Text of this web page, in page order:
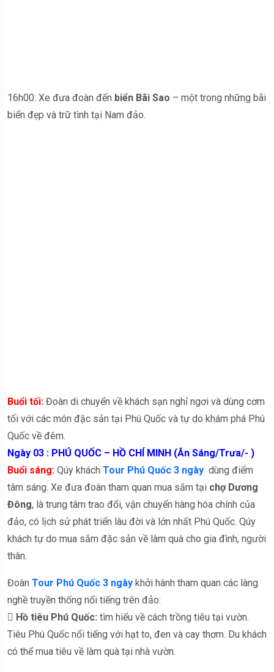
16h00: Xe đưa đoàn đến biển Bãi Sao – một trong những bãi
biển đẹp và trữ tình tại Nam đảo.
Buổi tối: Đoàn di chuyển về khách sạn nghỉ ngơi và dùng cơm
tối với các món đặc sản tại Phú Quốc và tự do khám phá Phú
Quốc về đêm.
Ngày 03 : PHÚ QUỐC – HỒ CHÍ MINH (Ăn Sáng/Trưa/- )
Buổi sáng: Qúy khách Tour Phú Quốc 3 ngày dùng điểm
tâm sáng. Xe đưa đoàn tham quan mua sắm tại chợ Dương
Đông, là trung tâm trao đổi, vận chuyển hàng hóa chính của
đảo, có lịch sử phát triển lâu đời và lớn nhất Phú Quốc. Qúy
khách tự do mua sắm đặc sản về làm quà cho gia đình, người
thân.
Đoàn Tour Phú Quốc 3 ngày khởi hành tham quan các làng
nghề truyền thống nổi tiếng trên đảo:
 Hồ tiêu Phú Quốc: tìm hiểu về cách trồng tiêu tại vườn.
Tiêu Phú Quốc nổi tiếng với hạt to, đen và cay thơm. Du khách
có thể mua tiêu về làm quà tại nhà vườn.